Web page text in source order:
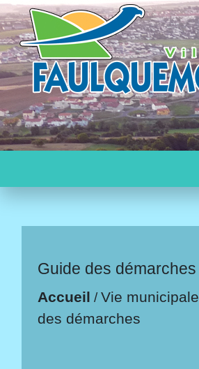
Guide des démarches
Accueil /Vie municipale
des démarches